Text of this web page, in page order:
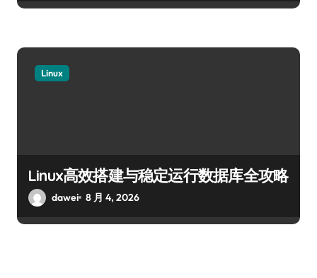
Linux
Linux高效搭建与稳定运行数据库全攻略
dawei 8 月 4, 2026